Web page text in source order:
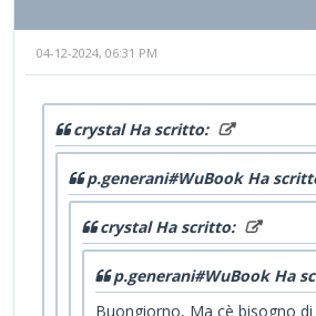
04-12-2024, 06:31 PM
crystal Ha scritto:
p.generani#WuBook Ha
crystal Ha scritto:
p.generani#WuBook Ha
Buongiorno, Ma cè bisogno di